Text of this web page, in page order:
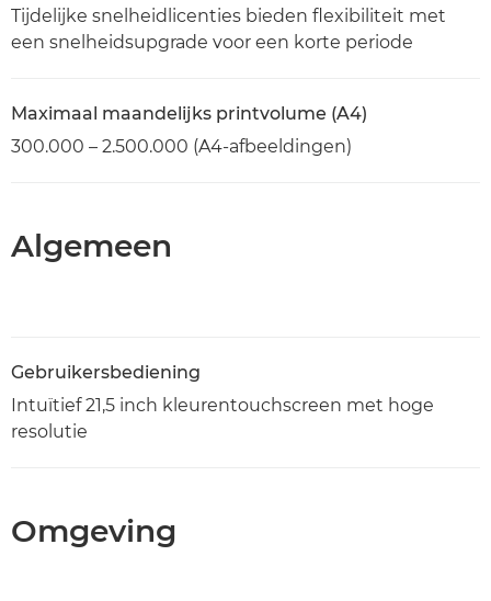
Tijdelijke snelheidlicenties bieden flexibiliteit met
een snelheidsupgrade voor een korte periode
Maximaal maandelijks printvolume (A4)
300.000 – 2.500.000 (A4-afbeeldingen)
Algemeen
Gebruikersbediening
Intuïtief 21,5 inch kleurentouchscreen met hoge
resolutie
Omgeving